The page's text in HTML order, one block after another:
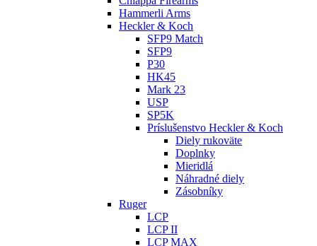
Hammerli Arms
Heckler & Koch
SFP9 Match
SFP9
P30
HK45
Mark 23
USP
SP5K
Príslušenstvo Heckler & Koch
Diely rukoväte
Doplnky
Mieridlá
Náhradné diely
Zásobníky
Ruger
LCP
LCP II
LCP MAX